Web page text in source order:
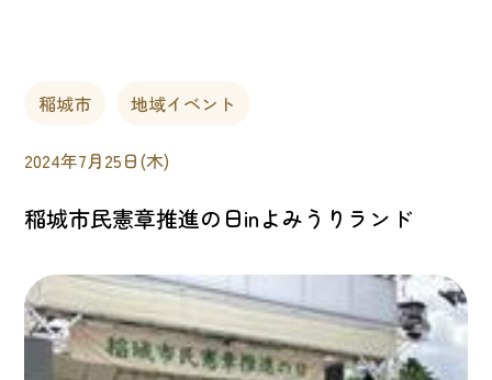
稲城市 地域イベント
2024年7月25日(木)
稲城市民憲章推進の日inよみうりランド